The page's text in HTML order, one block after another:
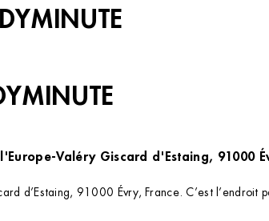
Valéry Giscard d'Estaing, 91000
d’Estaing, 91000 Évry, France. C’est l’endroit